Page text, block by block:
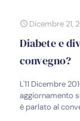
Dicembre 21,
Diabete e
convegno?
L'11 Dicembre
aggiornamento
è parlato al